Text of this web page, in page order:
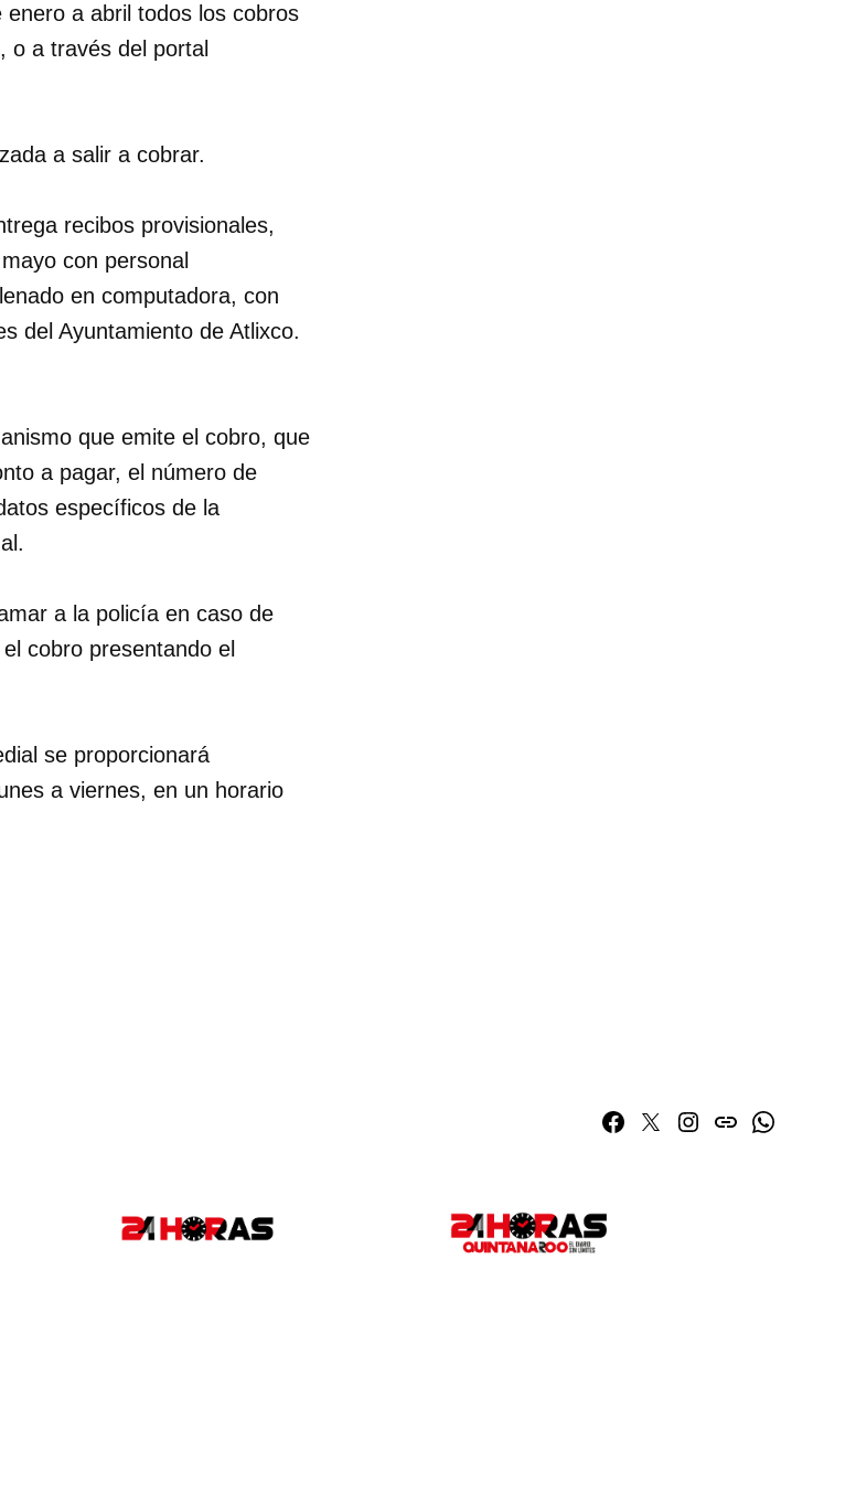
a abril todos los cobros
o a través del portal
a salir a cobrar.
recibos provisionales,
con personal
en computadora, con
del Ayuntamiento de Atlixco.
que emite el cobro, que
a pagar, el número de
específicos de la
a la policía en caso de
cobro presentando el
se proporcionará
a viernes, en un horario
Facebook
TwitterInstagram
issuuWhatsapp